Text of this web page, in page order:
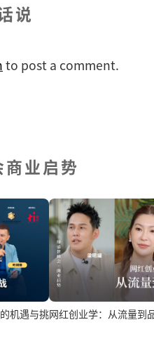
说
to post a comment.
业启势
机遇与挑网红创业学：从流量到